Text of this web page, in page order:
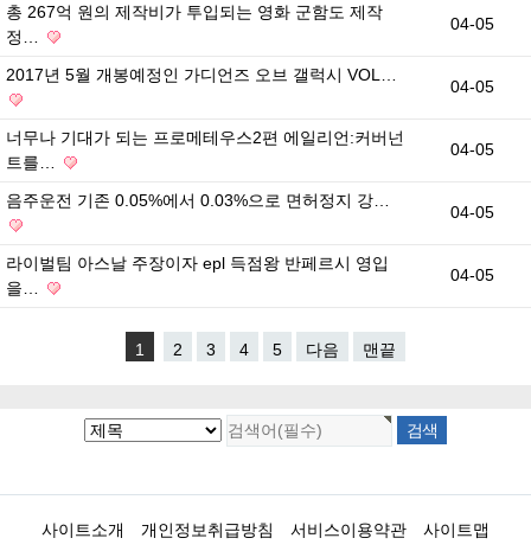
총 267억 원의 제작비가 투입되는 영화 군함도 제작
정…
04-05
2017년 5월 개봉예정인 가디언즈 오브 갤럭시 VOL…
04-05
너무나 기대가 되는 프로메테우스2편 에일리언:커버넌
트를…
04-05
음주운전 기존 0.05%에서 0.03%으로 면허정지 강…
04-05
라이벌팀 아스날 주장이자 epl 득점왕 반페르시 영입
을…
04-05
1 2 3 4 5 다음 맨끝
사이트소개 개인정보취급방침 서비스이용약관 사이트맵